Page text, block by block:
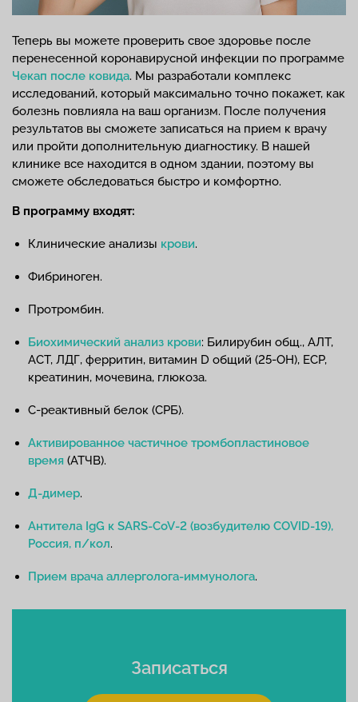
Теперь вы можете проверить свое здоровье после
перенесенной коронавирусной инфекции по программе
Чекап после ковида. Мы разработали комплекс
исследований, который максимально точно покажет, как
болезнь повлияла на ваш организм. После получения
результатов вы сможете записаться на прием к врачу
или пройти дополнительную диагностику. В нашей
клинике все находится в одном здании, поэтому вы
сможете обследоваться быстро и комфортно.
В программу входят:
Клинические анализы крови.
Фибриноген.
Протромбин.
Биохимический анализ крови: Билирубин общ., АЛТ,
АСТ, ЛДГ, ферритин, витамин D общий (25-ОН), ECP,
креатинин, мочевина, глюкоза.
С-реактивный белок (СРБ).
Активированное частичное тромбопластиновое
время (АТЧВ).
Д-димер.
Антитела IgG к SARS-CoV-2 (возбудителю COVID-19),
Россия, п/кол.
Прием врача аллерголога-иммунолога.
Записаться